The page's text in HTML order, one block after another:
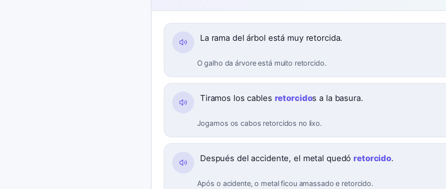
La rama del árbol está muy retorcida.
O galho da árvore está muito retorcido.
Tiramos los cables retorcidos a la basura.
Jogamos os cabos retorcidos no lixo.
Después del accidente, el metal quedó retorcido.
Após o acidente, o metal ficou amassado e retorcido.